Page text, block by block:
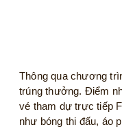
Thông qua chương
trúng thưởng. Điểm
vé tham dự trực tiếp
như bóng thi đấu, áo